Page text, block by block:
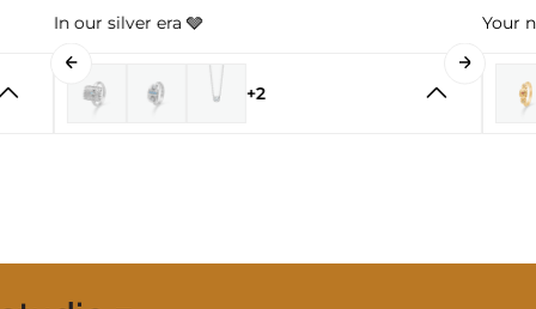
In our silver era 🩶
+2
Your